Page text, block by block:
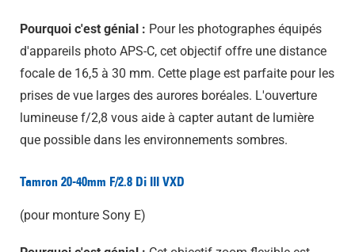
Pourquoi c'est génial : Pour les photographes équipés
d'appareils photo APS-C, cet objectif offre une distance
focale de 16,5 à 30 mm. Cette plage est parfaite pour les
prises de vue larges des aurores boréales. L'ouverture
lumineuse f/2,8 vous aide à capter autant de lumière
que possible dans les environnements sombres.
Tamron 20-40mm F/2.8 Di III VXD
(pour monture Sony E)